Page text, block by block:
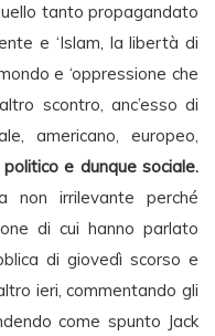
tanto propagandato
e ‘Islam, la libertà di
e ‘oppressione che
scontro, anc’esso di
americano, europeo,
e dunque sociale.
non irrilevante perché
di cui hanno parlato
di giovedì scorso e
ieri, commentando gli
come spunto Jack